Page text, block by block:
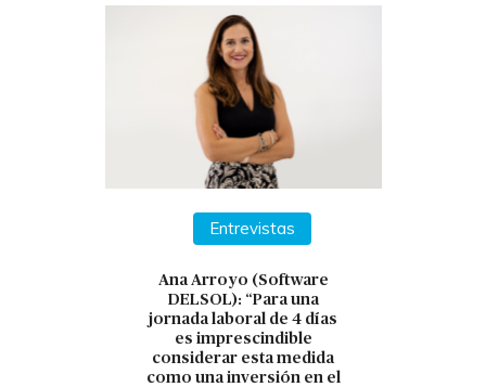
Entrevistas
Ana Arroyo (Software
DELSOL): “Para una
jornada laboral de 4 días
es imprescindible
considerar esta medida
como una inversión en el